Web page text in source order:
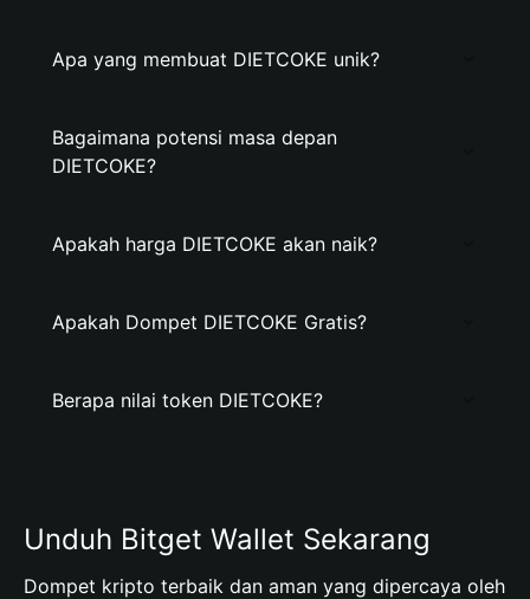
Apa yang membuat DIETCOKE unik?
Bagaimana potensi masa depan
DIETCOKE?
Apakah harga DIETCOKE akan naik?
Apakah Dompet DIETCOKE Gratis?
Berapa nilai token DIETCOKE?
Unduh Bitget Wallet Sekarang
Dompet kripto terbaik dan aman yang dipercaya oleh